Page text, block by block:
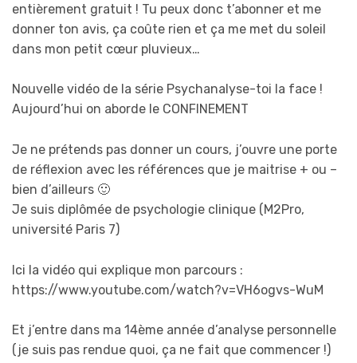
entièrement gratuit ! Tu peux donc t’abonner et me
donner ton avis, ça coûte rien et ça me met du soleil
dans mon petit cœur pluvieux…
Nouvelle vidéo de la série Psychanalyse-toi la face !
Aujourd’hui on aborde le CONFINEMENT
Je ne prétends pas donner un cours, j’ouvre une porte
de réflexion avec les références que je maitrise + ou –
bien d’ailleurs 🙂
Je suis diplômée de psychologie clinique (M2Pro,
université Paris 7)
Ici la vidéo qui explique mon parcours :
https://www.youtube.com/watch?v=VH6ogvs-WuM
Et j’entre dans ma 14ème année d’analyse personnelle
(je suis pas rendue quoi, ça ne fait que commencer !)